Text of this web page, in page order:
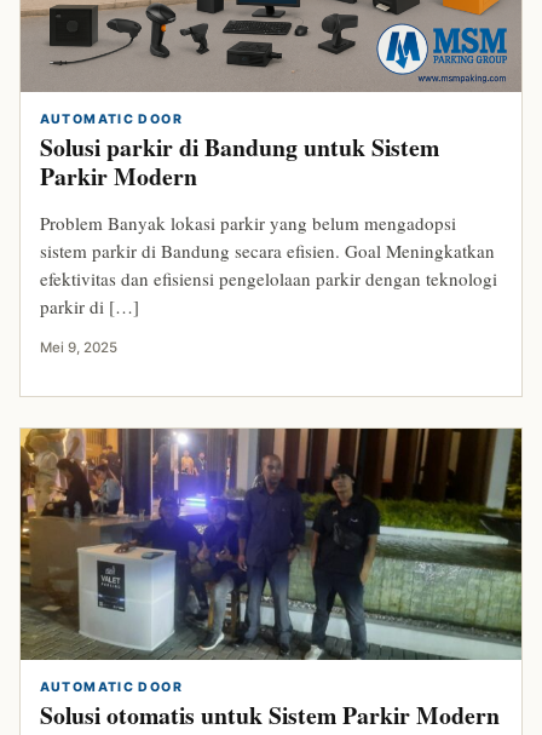
AUTOMATIC DOOR
Solusi parkir di Bandung untuk Sistem
Parkir Modern
Problem Banyak lokasi parkir yang belum mengadopsi
sistem parkir di Bandung secara efisien. Goal Meningkatkan
efektivitas dan efisiensi pengelolaan parkir dengan teknologi
parkir di […]
Mei 9, 2025
AUTOMATIC DOOR
Solusi otomatis untuk Sistem Parkir Modern